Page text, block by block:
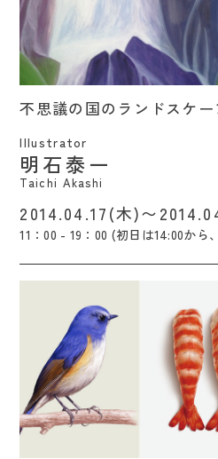
Akashi
不思議の国のランドスケー
Illustrator
明石泰一
Taichi Akashi
2014.04.17(木)〜
11：00 - 19：00 (初日は14:00か